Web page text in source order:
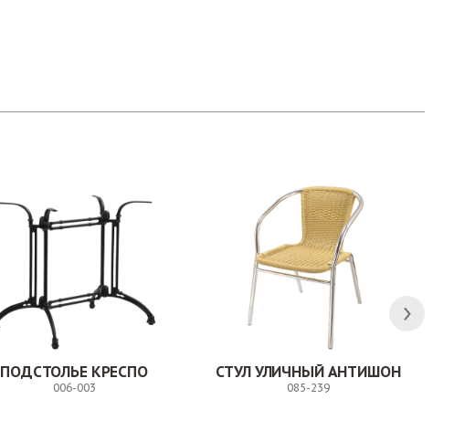
ПОДСТОЛЬЕ КРЕСПО
006-003
СТУЛ УЛИЧНЫЙ АНТИШОН
085-239